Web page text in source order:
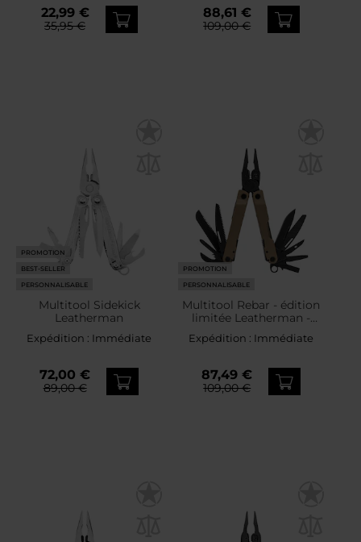
22,99 €
35,95 €
88,61 €
109,00 €
PROMOTION
BEST-SELLER
PERSONNALISABLE
Multitool Sidekick
Leatherman
Expédition : Immédiate
72,00 €
89,00 €
PROMOTION
PERSONNALISABLE
Multitool Rebar - édition
limitée Leatherman -
Coyote
Expédition : Immédiate
87,49 €
109,00 €